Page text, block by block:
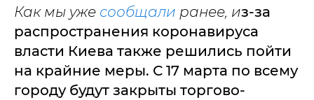
Как мы уже сообщали ранее, из-за
распространения коронавируса
власти Киева также решились пойти
на крайние меры. С 17 марта по всему
городу будут закрыты торгово-